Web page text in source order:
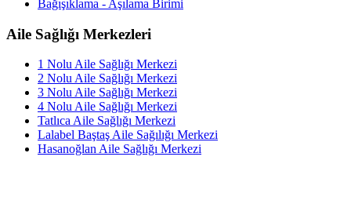
Bağışıklama - Aşılama Birimi
Aile Sağlığı Merkezleri
1 Nolu Aile Sağlığı Merkezi
2 Nolu Aile Sağlığı Merkezi
3 Nolu Aile Sağlığı Merkezi
4 Nolu Aile Sağlığı Merkezi
Tatlıca Aile Sağlığı Merkezi
Lalabel Baştaş Aile Sağılığı Merkezi
Hasanoğlan Aile Sağlığı Merkezi